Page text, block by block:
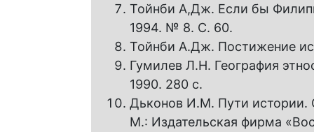
Тойнби А,Дж. Если бы
1994. № 8. С. 60.
Тойнби А.Дж. Постижение
Гумилев Л.Н. География
1990. 280 с.
Дьконов И.М. Пути истории.
М.: Издательская фирма